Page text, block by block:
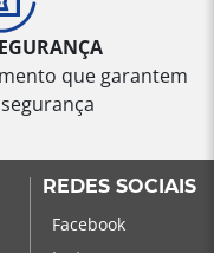
que garantem
REDES SOCIAIS
Facebook